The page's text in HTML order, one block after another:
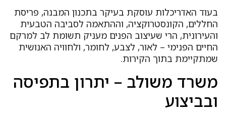
בעוד האדריכלות עוסקת בעיקר בתכנון המבנה, פריסת
החללים, הקונסטרוקציה, וההתאמה לסביבה הטבעית
והעירונית, הרי שעיצוב הפנים מעניק תשומת לב למרקם
החיים הפנימי – לאור, לצבע, לחומר, ולחוויה האנושית
שמתקיימת בתוך הקירות.
משרד משולב – יתרון בתפיסה
ובביצוע